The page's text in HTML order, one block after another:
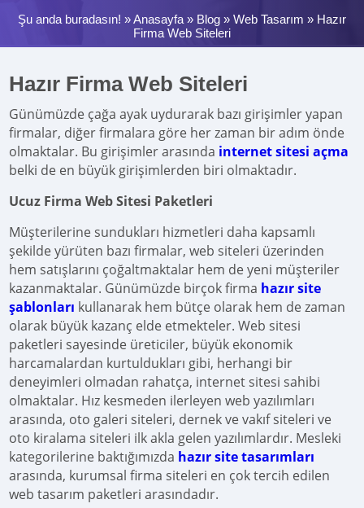
Şu anda buradasın! »Anasayfa » Blog » Web Tasarım » Hazır
Firma Web Siteleri
Hazır Firma Web Siteleri
Günümüzde çağa ayak uydurarak bazı girişimler yapan
firmalar, diğer firmalara göre her zaman bir adım önde
olmaktalar. Bu girişimler arasında internet sitesi açma
belki de en büyük girişimlerden biri olmaktadır.
Ucuz Firma Web Sitesi Paketleri
Müşterilerine sundukları hizmetleri daha kapsamlı
şekilde yürüten bazı firmalar, web siteleri üzerinden
hem satışlarını çoğaltmaktalar hem de yeni müşteriler
kazanmaktalar. Günümüzde birçok firma hazır site
şablonları kullanarak hem bütçe olarak hem de zaman
olarak büyük kazanç elde etmekteler. Web sitesi
paketleri sayesinde üreticiler, büyük ekonomik
harcamalardan kurtuldukları gibi, herhangi bir
deneyimleri olmadan rahatça, internet sitesi sahibi
olmaktalar. Hız kesmeden ilerleyen web yazılımları
arasında, oto galeri siteleri, dernek ve vakıf siteleri ve
oto kiralama siteleri ilk akla gelen yazılımlardır. Mesleki
kategorilerine baktığımızda hazır site tasarımları
arasında, kurumsal firma siteleri en çok tercih edilen
web tasarım paketleri arasındadır.